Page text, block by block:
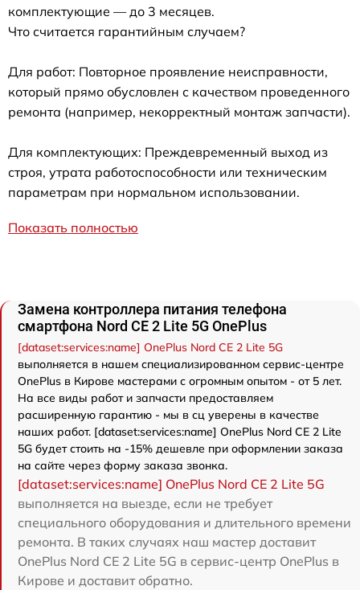
комплектующие — до 3 месяцев.
Что считается гарантийным случаем?
Для работ: Повторное проявление неисправности,
который прямо обусловлен с качеством проведенного
ремонта (например, некорректный монтаж запчасти).
Для комплектующих: Преждевременный выход из
строя, утрата работоспособности или техническим
параметрам при нормальном использовании.
Показать полностью
Замена контроллера питания телефона
смартфона Nord CE 2 Lite 5G OnePlus
[dataset:services:name] OnePlus Nord CE 2 Lite 5G
выполняется в нашем специализированном сервис-центре
OnePlus в Кирове мастерами с огромным опытом - от 5 лет.
На все виды работ и запчасти предоставляем
расширенную гарантию - мы в сц уверены в качестве
наших работ. [dataset:services:name] OnePlus Nord CE 2 Lite
5G будет стоить на -15% дешевле при оформлении заказа
на сайте через форму заказа звонка.
[dataset:services:name] OnePlus Nord CE 2 Lite 5G
выполняется на выезде, если не требует
специального оборудования и длительного времени
ремонта. В таких случаях наш мастер доставит
OnePlus Nord CE 2 Lite 5G в сервис-центр OnePlus в
Кирове и доставит обратно.